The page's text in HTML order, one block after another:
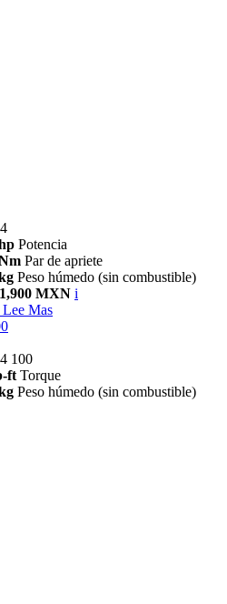
Potencia
Par de apriete
Peso húmedo (sin combustible)
MXN i
Lee Mas
100
ft Torque
Peso húmedo (sin combustible)